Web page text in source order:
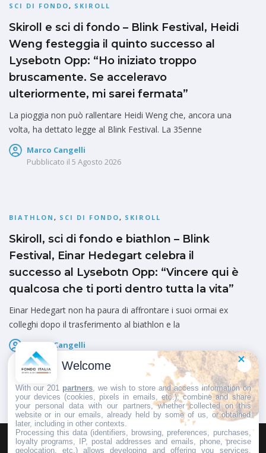
SCI DI FONDO, SKIROLL
Skiroll e sci di fondo – Blink Festival, Heidi
Weng festeggia il quinto successo al
Lysebotn Opp: “Ho iniziato troppo
bruscamente. Se acceleravo
ulteriormente, mi sarei fermata”
La pioggia non può rallentare Heidi Weng che, ancora una
volta, ha dettato legge al Blink Festival. La 35enne
Marco Cangelli
Pubblicato il 5 Agosto 2026
BIATHLON , SCI DI FONDO, SKIROLL
Skiroll, sci di fondo e biathlon – Blink
Festival, Einar Hedegart celebra il
successo al Lysebotn Opp: “Vincere qui è
qualcosa che ti porti dentro tutta la vita”
Einar Hedegart non ha paura di affrontare i suoi ormai ex
colleghi dopo il trasferimento al biathlon e la
Marco Cangelli
Pubblicato il
Welcome
With our 201 partners , we wish to store and access information on
your devices (cookies, pixels in emails, etc.), combine and share
your personal data with our partners, whether collected on this
website or in our emails, already held by some of us, or obtained
later, including in other contexts.
Processing this data (identifiers, browsing, preferences, purchases,
loyalty programs, IP, postal addresses and emails, phone, precise
geolocation, etc.) allows developing and offering you services,